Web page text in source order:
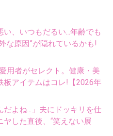
、いつもだるい...年齢でも
な原因”が隠れているかも!
用者がセレクト。健康・美
板アイテムはコレ!【2026年
よね...」夫にドッキリを仕
ヤした直後、“笑えない展